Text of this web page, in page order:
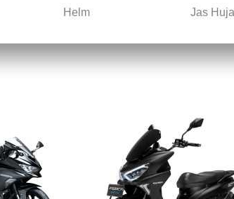
Helm Jas